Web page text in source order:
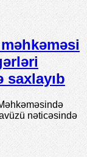
nəticəsində